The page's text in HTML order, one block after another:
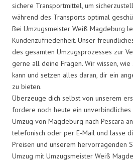
sichere Transportmittel, um
während des Transports optimal
Bei Umzugsmeister Weiß Magdeburg
Kundenzufriedenheit. Unser
des gesamten Umzugsprozesses zur
gerne all deine Fragen. Wir wissen, wie
kann und setzen alles daran, dir ein
zu bieten.
Überzeuge dich selbst von unserem
fordere noch heute ein
Umzug von Magdeburg nach Pescara
telefonisch oder per E-Mail und lasse
Preisen und unserem hervorragenden
Umzug mit Umzugsmeister Weiß